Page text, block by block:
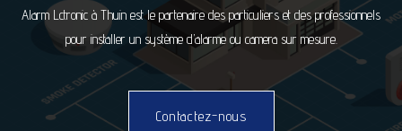
Alarm Lctronic à Thuin est le partenaire des particuliers et des professionnels
pour installer un système d’alarme ou camera sur mesure.
Contactez-nous